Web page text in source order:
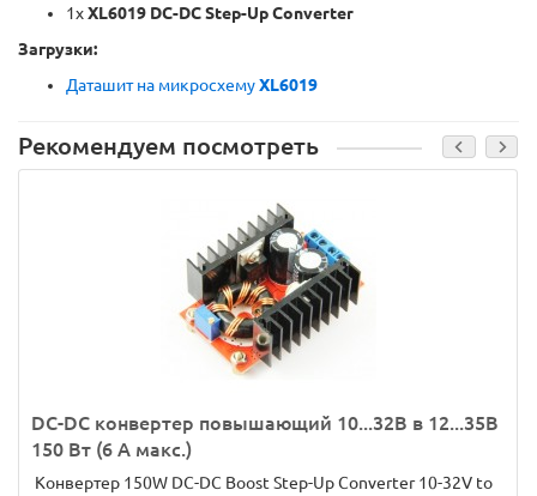
1xXL6019 DC-DCStep-UpConverter
Загрузки:
Даташит на микросхемуXL6019
Рекомендуем посмотреть
DC-DC конвертер повышающий 10...32В в 12...35В
150 Вт (6 А макс.)
Конвертер 150W DC-DC Boost Step-Up Converter 10-32V to